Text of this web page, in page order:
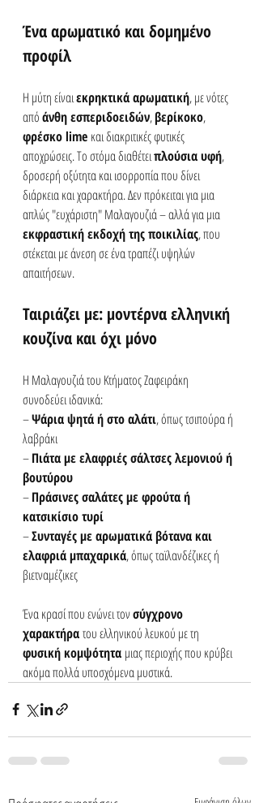
Ένα αρωματικό και δομημένο
προφίλ
Η μύτη είναι εκρηκτικά αρωματική, με νότες
από άνθη εσπεριδοειδών, βερίκοκο,
φρέσκο lime και διακριτικές φυτικές
αποχρώσεις. Το στόμα διαθέτει πλούσια υφή,
δροσερή οξύτητα και ισορροπία που δίνει
διάρκεια και χαρακτήρα. Δεν πρόκειται για μια
απλώς "ευχάριστη" Μαλαγουζιά – αλλά για μια
εκφραστική εκδοχή της ποικιλίας, που
στέκεται με άνεση σε ένα τραπέζι υψηλών
απαιτήσεων.
Ταιριάζει με: μοντέρνα ελληνική
κουζίνα και όχι μόνο
Η Μαλαγουζιά του Κτήματος Ζαφειράκη
συνοδεύει ιδανικά:
– Ψάρια ψητά ή στο αλάτι, όπως τσιπούρα ή
λαβράκι
– Πιάτα με ελαφριές σάλτσες λεμονιού ή
βουτύρου
– Πράσινες σαλάτες με φρούτα ή
κατσικίσιο τυρί
– Συνταγές με αρωματικά βότανα και
ελαφριά μπαχαρικά, όπως ταϊλανδέζικες ή
βιετναμέζικες
Ένα κρασί που ενώνει τον σύγχρονο
χαρακτήρα του ελληνικού λευκού με τη
φυσική κομψότητα μιας περιοχής που κρύβει
ακόμα πολλά υποσχόμενα μυστικά.